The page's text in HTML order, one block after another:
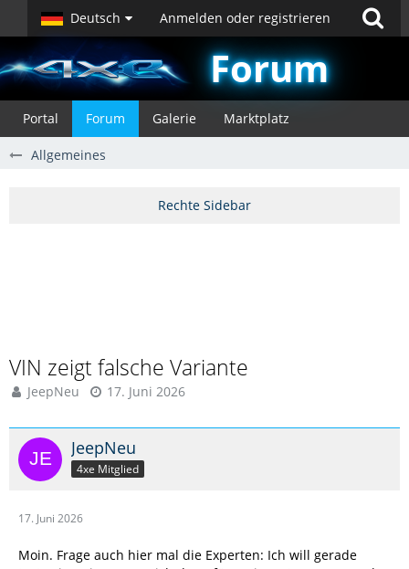
Deutsch Anmelden oder registrieren
Forum
Portal Forum Galerie Marktplatz
Allgemeines
VIN zeigt falsche Variante
JeepNeu 17. Juni 2026
JeepNeu
4xe Mitglied
17. Juni 2026
Moin. Frage auch hier mal die Experten: Ich will gerade